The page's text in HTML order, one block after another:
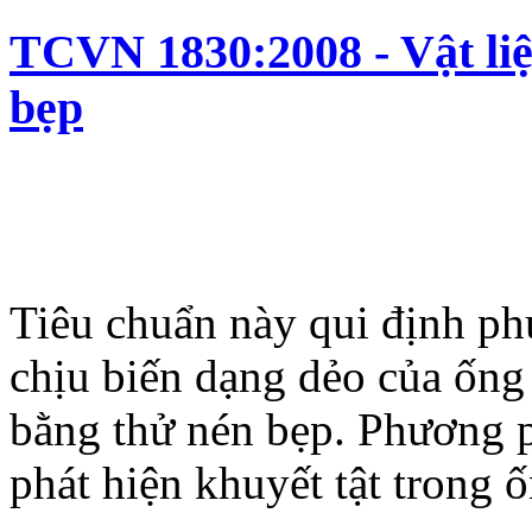
TCVN 1830:2008 - Vật
bẹp
Tiêu chuẩn này qui định
chịu biến dạng dẻo của
bằng thử nén bẹp. Phương
phát hiện khuyết tật trong